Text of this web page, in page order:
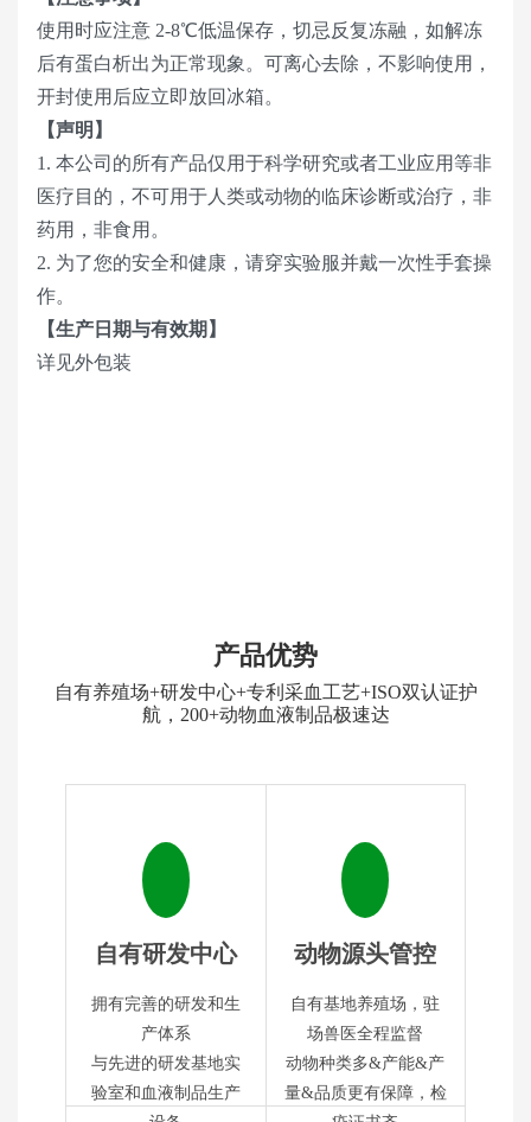
使用时应注意 2-8℃低温保存，切忌反复冻融，如解冻
后有蛋白析出为正常现象。可离心去除，不影响使用，
开封使用后应立即放回冰箱。
【声明】
1. 本公司的所有产品仅用于科学研究或者工业应用等非
医疗目的，不可用于人类或动物的临床诊断或治疗，非
药用，非食用。
2. 为了您的安全和健康，请穿实验服并戴一次性手套操
作。
【生产日期与有效期】
详见外包装
产品优势
自有养殖场+研发中心+专利采血工艺+ISO双认证护
航，200+动物血液制品极速达
自有研发中心
拥有完善的研发和生
产体系
与先进的研发基地实
验室和血液制品生产
动物源头管控
自有基地养殖场，驻
场兽医全程监督
动物种类多&产能&产
量&品质更有保障，检